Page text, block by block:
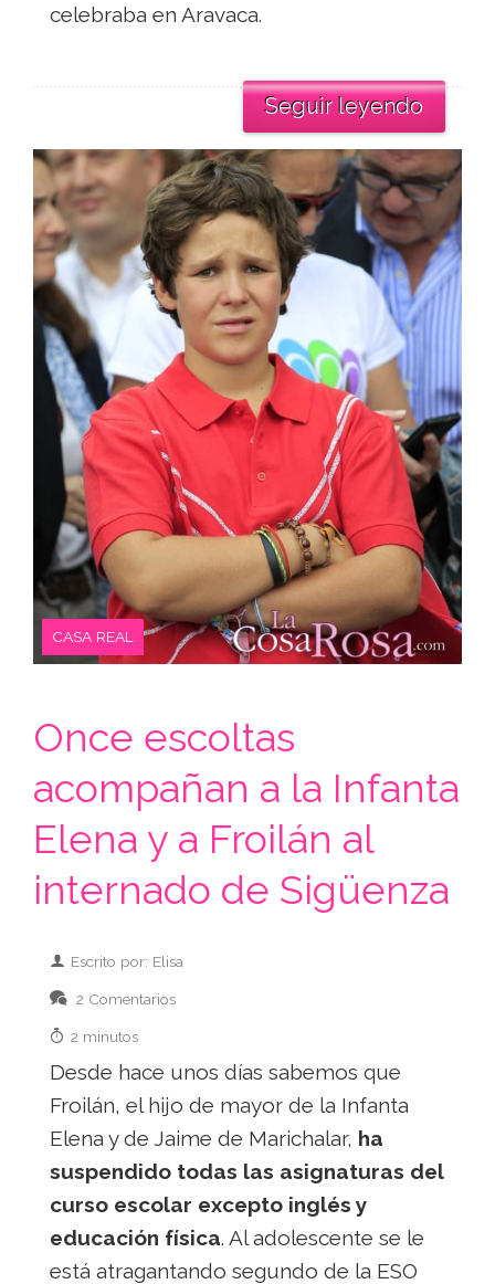
celebraba en Aravaca.
Seguir leyendo
CASA REAL
Once escoltas
acompañan a la Infanta
Elena y a Froilán al
internado de Sigüenza
Escrito por: Elisa
2 Comentarios
2 minutos
Desde hace unos días sabemos que
Froilán, el hijo de mayor de la Infanta
Elena y de Jaime de Marichalar, ha
suspendido todas las asignaturas del
curso escolar excepto inglés y
educación física. Al adolescente se le
está atragantando segundo de la ESO